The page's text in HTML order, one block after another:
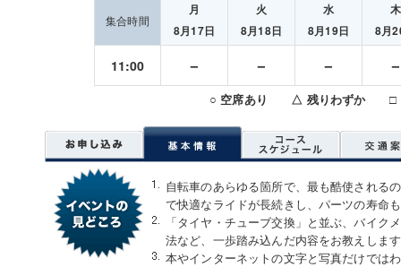
集合時間
月
8月17日
火
8月18日
水
8月19日
木
8月
11:00 － － －
○ 空席あり △ 残りわずか □
自転車のあらゆる箇所で、最も酷使される
で快適なライドが長続きし、パーツの寿命
「タイヤ・チューブ交換」と並ぶ、バイク
法など、一歩踏み込んだ内容をお教えしま
本やインターネットの文字と写真だけでは